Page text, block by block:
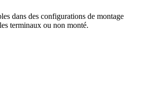
dans des configurations de montage
terminaux ou non monté.